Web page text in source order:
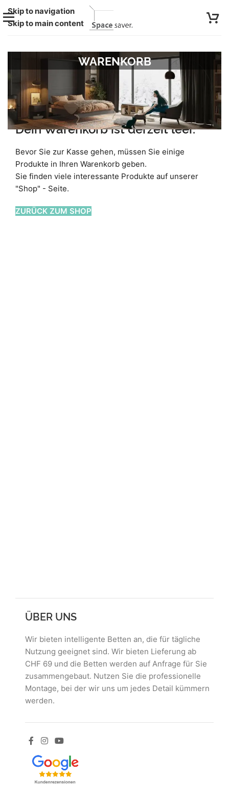
Skip to navigation
Skip to main content
WARENKORB
Dein Warenkorb ist derzeit leer.
Bevor Sie zur Kasse gehen, müssen Sie einige
Produkte in Ihren Warenkorb geben.
Sie finden viele interessante Produkte auf unserer
"Shop" - Seite.
ZURÜCK ZUM SHOP
ÜBER UNS
Wir bieten intelligente Betten an, die für tägliche
Nutzung geeignet sind. Wir bieten Lieferung ab
CHF 69 und die Betten werden auf Anfrage für Sie
zusammengebaut. Nutzen Sie die professionelle
Montage, bei der wir uns um jedes Detail kümmern
werden.